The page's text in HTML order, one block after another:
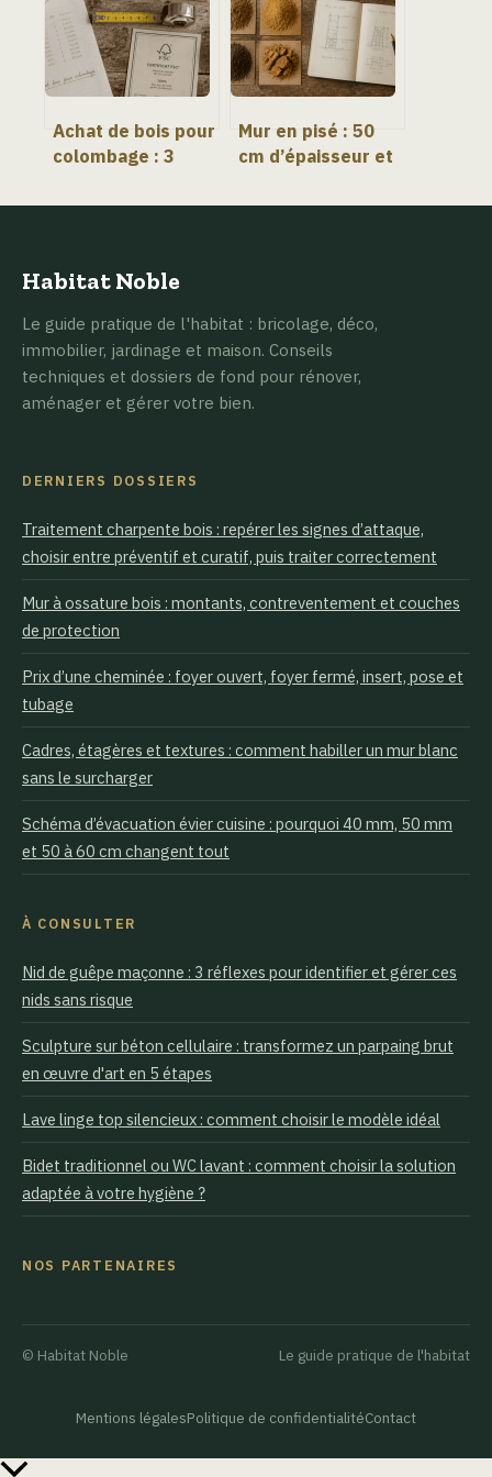
Achat de bois pour
colombage : 3
d’emploi pour
Mur en pisé : 50
cm d’épaisseur et
qui menacent sa
Habitat Noble
Le guide pratique de l'habitat : bricolage, déco,
immobilier, jardinage et maison. Conseils
techniques et dossiers de fond pour rénover,
aménager et gérer votre bien.
DERNIERS DOSSIERS
Traitement charpente bois : repérer les signes d’attaque,
choisir entre préventif et curatif, puis traiter correctement
Mur à ossature bois : montants, contreventement et couches
de protection
Prix d’une cheminée : foyer ouvert, foyer fermé, insert, pose et
tubage
Cadres, étagères et textures : comment habiller un mur blanc
sans le surcharger
Schéma d’évacuation évier cuisine : pourquoi 40 mm, 50 mm
et 50 à 60 cm changent tout
À CONSULTER
Nid de guêpe maçonne : 3 réflexes pour identifier et gérer ces
nids sans risque
Sculpture sur béton cellulaire : transformez un parpaing brut
en œuvre d'art en 5 étapes
Lave linge top silencieux : comment choisir le modèle idéal
Bidet traditionnel ou WC lavant : comment choisir la solution
adaptée à votre hygiène ?
NOS PARTENAIRES
© Habitat Noble Le guide pratique de l'habitat
Mentions légalesPolitique de confidentialitéContact